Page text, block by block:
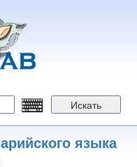
Искать
языка